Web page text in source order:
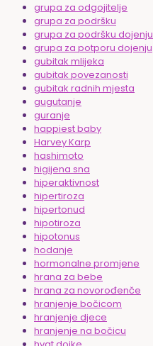
grupa za odgojitelje
grupa za podršku
grupa za podršku dojenju
grupa za potporu dojenju
gubitak mlijeka
gubitak povezanosti
gubitak radnih mjesta
gugutanje
guranje
happiest baby
Harvey Karp
hashimoto
higijena sna
hiperaktivnost
hipertiroza
hipertonud
hipotiroza
hipotonus
hodanje
hormonalne promjene
hrana za bebe
hrana za novorođenče
hranjenje bočicom
hranjenje djece
hranjenje na bočicu